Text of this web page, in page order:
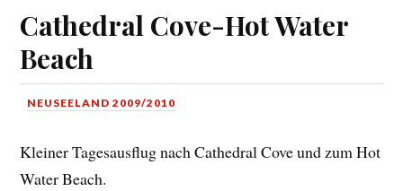
Cathedral Cove-Hot Water
Beach
NEUSEELAND 2009/2010
Kleiner Tagesausflug nach Cathedral Cove und zum Hot
Water Beach.